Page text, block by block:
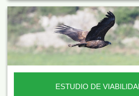
ESTUDIO DE